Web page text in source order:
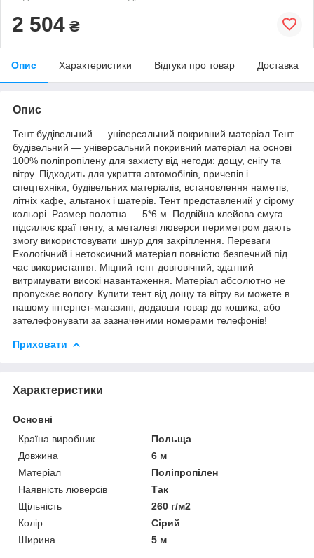
2 504 ₴
Опис Характеристики Відгуки про товар Доставка
Опис
Тент будівельний — універсальний покривний матеріал Тент
будівельний — універсальний покривний матеріал на основі
100% поліпропілену для захисту від негоди: дощу, снігу та
вітру. Підходить для укриття автомобілів, причепів і
спецтехніки, будівельних матеріалів, встановлення наметів,
літніх кафе, альтанок і шатерів. Тент представлений у сірому
кольорі. Размер полотна — 5*6 м. Подвійна клейова смуга
підсилює краї тенту, а металеві люверси периметром дають
змогу використовувати шнур для закріплення. Переваги
Екологічний і нетоксичний матеріал повністю безпечний під
час використання. Міцний тент довговічний, здатний
витримувати високі навантаження. Матеріал абсолютно не
пропускає вологу. Купити тент від дощу та вітру ви можете в
нашому інтернет-магазині, додавши товар до кошика, або
зателефонувати за зазначеними номерами телефонів!
Приховати
Характеристики
Основні
Країна виробник
Польща
Довжина
6 м
Матеріал
Поліпропілен
Наявність люверсів
Так
Щільність
260 г/м2
Колір
Сірий
Ширина
5 м